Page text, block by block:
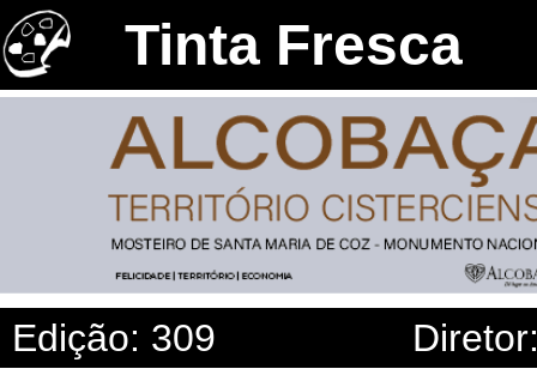
Tinta Fresca
Edição: 309